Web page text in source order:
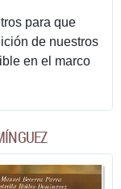
para que
de nuestros
en el marco